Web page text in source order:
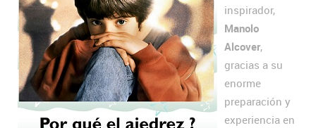
inspirador,
Manolo
Alcover,
gracias a su
enorme
preparación y
experiencia en